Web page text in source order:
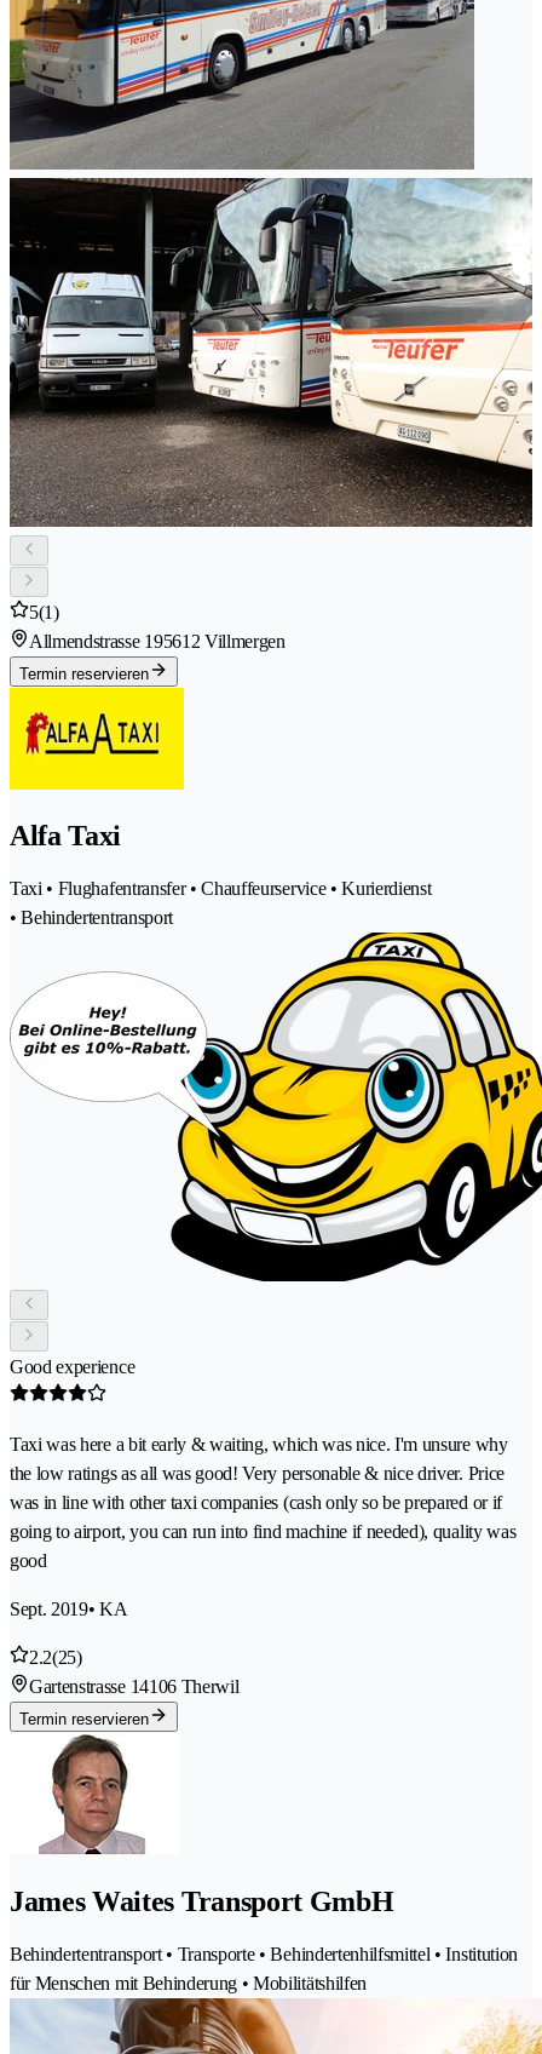
5(1)
Allmendstrasse 195612 Villmergen
Termin reservieren
Alfa Taxi
Taxi • Flughafentransfer • Chauffeurservice • Kurierdienst
• Behindertentransport
Good experience
Taxi was here a bit early & waiting, which was nice. I'm unsure why
the low ratings as all was good! Very personable & nice driver. Price
was in line with other taxi companies (cash only so be prepared or if
going to airport, you can run into find machine if needed), quality was
good
Sept. 2019• KA
2.2(25)
Gartenstrasse 14106 Therwil
Termin reservieren
James Waites Transport GmbH
Behindertentransport • Transporte • Behindertenhilfsmittel • Institution
für Menschen mit Behinderung • Mobilitätshilfen